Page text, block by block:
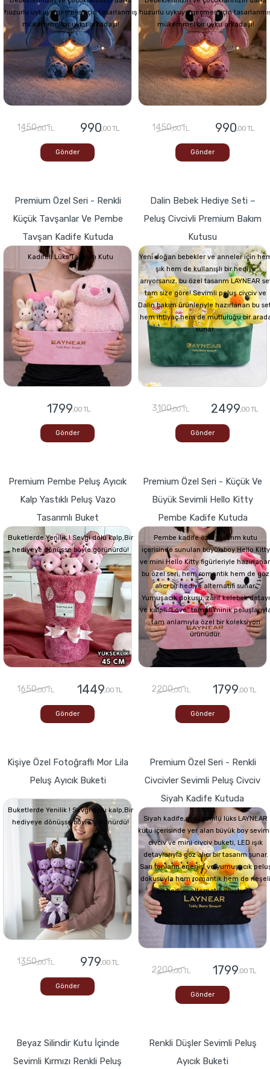
huzurlu uykuya geçmesi için tasarlanmış
mükemmel bir uyku arkadaşı!
1450,00 TL 990,00 TL
Gönder
huzurlu uykuya geçmesi için
mükemmel bir uyku arkadaşı!
1450,00 TL 990,00 TL
Gönder
Premium Özel Seri - Renkli
Küçük Tavşanlar Ve Pembe
Tavşan Kadife Kutuda
Kadifeli Lüks Tasarım Kutu
1799,00 TL
Gönder
Dalin Bebek Hediye Seti –
Peluş Civcivli Premium Bakım
Kutusu
Yeni doğan bebekler ve anneler için
şık hem de kullanışlı bir hediye
arıyorsanız, bu özel tasarım LAYNEAR
tam size göre! Sevimli peluş civciv ve
Dalin bakım ürünleriyle hazırlanan bu
hem ihtiyaç hem de mutluluğu bir
sunar.
3100,00 TL 2499,00 TL
Gönder
Premium Pembe Peluş Ayıcık
Kalp Yastıklı Peluş Vazo
Tasarımlı Buket
Buketlerde Yenilik ! Sevgi dolu kalp,Bir
hediyeye dönüşse böyle görünürdü!
1650,00 TL 1449,00 TL
Gönder
Premium Özel Seri - Küçük Ve
Büyük Sevimli Hello Kitty
Pembe Kadife Kutuda
Pembe kadife özel tasarım kutu
içerisinde sunulan büyük boy Hello Kitty
ve mini Hello Kitty figürleriyle
bu özel seri, hem romantik hem de göz
alıcı bir hediye alternatifi sunar.
Yumuşacık dokusu, zarif kelebek detayı
ve kalpli “Love” temalı minik
tam anlamıyla özel bir koleksiyon
ürünüdür.
2200,00 TL 1799,00 TL
Gönder
Kişiye Özel Fotoğraflı Mor Lila
Peluş Ayıcık Buketi
Buketlerde Yenilik ! Sevgi dolu kalp,Bir
hediyeye dönüşse böyle görünürdü!
1350,00 TL 979,00 TL
Gönder
Premium Özel Seri - Renkli
Civcivler Sevimli Peluş Civciv
Siyah Kadife Kutuda
Siyah kadife görünümlü lüks LAYNEAR
kutu içerisinde yer alan büyük boy
civciv ve mini civciv buketi, LED ışık
detaylarıyla göz alıcı bir tasarım sunar.
Sarı tonların enerjisi ve yumuşacık
dokusuyla hem romantik hem de neşeli
bir hediye alternatifi oluşturur.
2200,00 TL 1799,00 TL
Gönder
Beyaz Silindir Kutu İçinde
Sevimli Kırmızı Renkli Peluş
Renkli Düşler Sevimli Peluş
Ayıcık Buketi